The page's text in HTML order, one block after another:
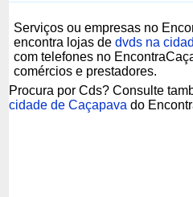
Serviços ou empresas no
encontra lojas dedvds na
com telefones no
comércios e prestadores.
Procura por Cds? Consulte
cidade de Caçapava do